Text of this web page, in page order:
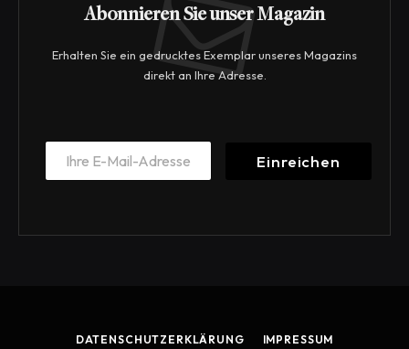
Abonnieren Sie unser Magazin
Erhalten Sie ein gedrucktes Exemplar unseres Magazins
direkt an Ihre Adresse.
m
E
a
*
Einreichen
DATENSCHUTZERKLÄRUNG IMPRESSUM